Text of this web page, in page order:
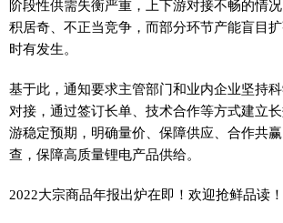
阶段性供需失衡严重，上下游对接不畅的情
积居奇、不正当竞争，而部分环节产能盲目
时有发生。
基于此，通知要求主管部门和业内企业坚持
对接，通过签订长单、技术合作等方式建立
游稳定预期，明确量价、保障供应、合作共
查，保障高质量锂电产品供给。
2022大宗商品年报出炉在即！欢迎抢鲜品读！